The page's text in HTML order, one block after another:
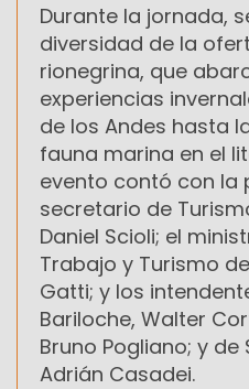
Durante la jornada,
diversidad de la
rionegrina, que
experiencias
de los Andes hasta
fauna marina en el
evento contó con la
secretario de
Daniel Scioli; el
Trabajo y Turismo
Gatti; y los
Bariloche, Walter
Bruno Pogliano; y de
Adrián Casadei.